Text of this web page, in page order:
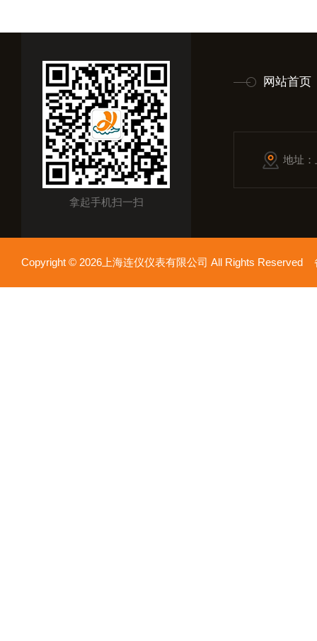
拿起手机扫一扫
网站首页
地址
Copyright © 2026上海连仪仪表有限公司 All Rights Reserved